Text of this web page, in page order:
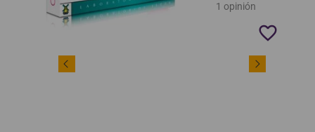
1 opinión
favorite_border